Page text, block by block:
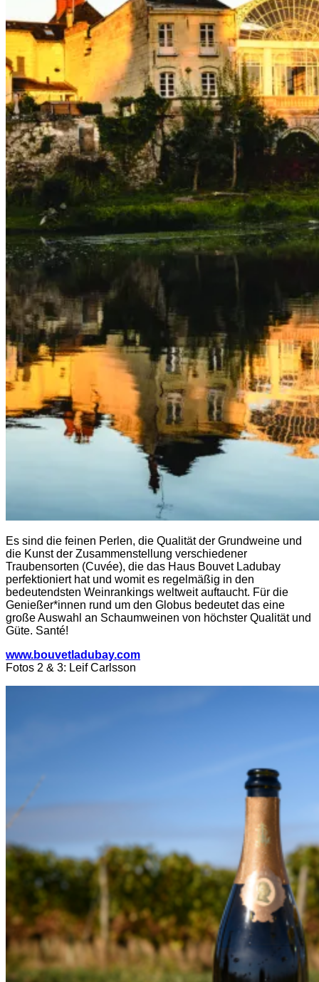
Es sind die feinen Perlen, die Qualität der Grundweine und
die Kunst der Zusammenstellung verschiedener
Traubensorten (Cuvée), die das Haus Bouvet Ladubay
perfektioniert hat und womit es regelmäßig in den
bedeutendsten Weinrankings weltweit auftaucht. Für die
Genießer*innen rund um den Globus bedeutet das eine
große Auswahl an Schaumweinen von höchster Qualität und
Güte. Santé!
www.bouvetladubay.com
Fotos 2 & 3: Leif Carlsson